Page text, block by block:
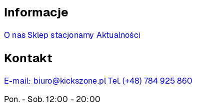
Informacje
O nas Sklep stacjonarny Aktualności
Kontakt
E-mail: biuro@kickszone.pl Tel. (+48) 784 925 860
Pon. - Sob. 12:00 - 20:00